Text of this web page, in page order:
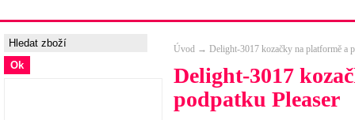
Úvod → Delight-3017 kozačky na platformě a
Delight-3017
podpatku Pleaser